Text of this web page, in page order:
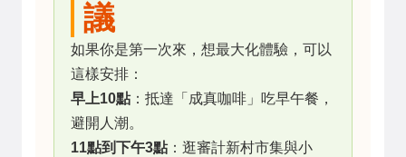
議
如果你是第一次來，想最大化體驗，可以
這樣安排：
早上10點 ：抵達「成真咖啡」吃早午餐，
避開人潮。
11點到下午3點 ：逛審計新村市集與小